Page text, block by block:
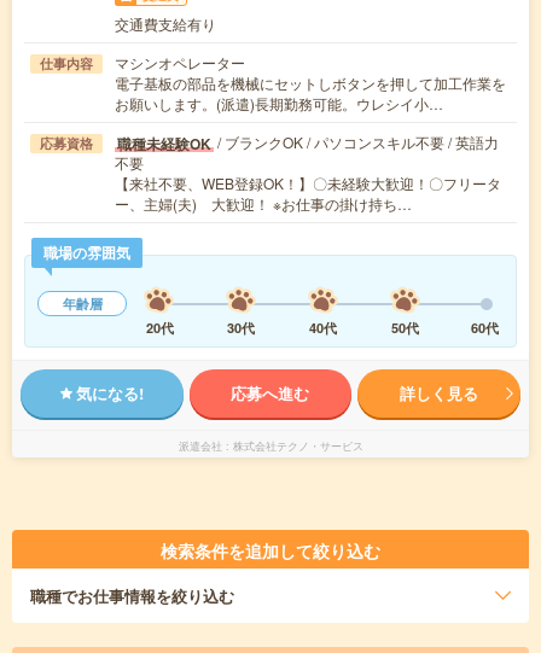
交通費支給有り
仕事内容
マシンオペレーター
電子基板の部品を機械にセットしボタンを押して加工作業を
お願いします。(派遣)長期勤務可能。ウレシイ小…
応募資格 職種未経験OK / ブランクOK / パソコンスキル不要 / 英語力
不要
【来社不要、WEB登録OK！】〇未経験大歓迎！〇フリータ
ー、主婦(夫) 大歓迎！ ※お仕事の掛け持ち…
職場の雰囲気
年齢層
20代
30代 40代 50代 60代
気になる! 応募へ進む 詳しく見る
派遣会社 株式会社テクノ・サービス
検索条件を追加して絞り込む
職種でお仕事情報を絞り込む